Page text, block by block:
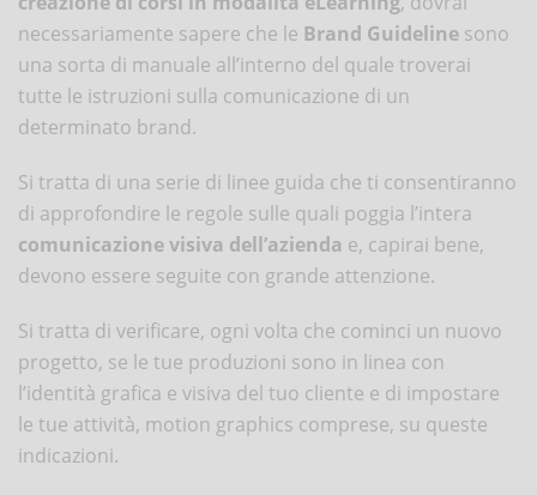
necessariamente sapere che le Brand Guideline sono
una sorta di manuale all’interno del quale troverai
tutte le istruzioni sulla comunicazione di un
determinato brand.
Si tratta di una serie di linee guida che ti consentiranno
di approfondire le regole sulle quali poggia l’intera
comunicazione visiva dell’azienda e, capirai bene,
devono essere seguite con grande attenzione.
Si tratta di verificare, ogni volta che cominci un nuovo
progetto, se le tue produzioni sono in linea con
l’identità grafica e visiva del tuo cliente e di impostare
le tue attività, motion graphics comprese, su queste
indicazioni.